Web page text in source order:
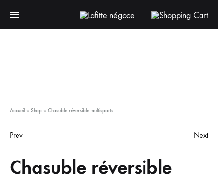
Accueil » Shop » Chasuble réversible multisports
Prev Next
Chasuble réversible